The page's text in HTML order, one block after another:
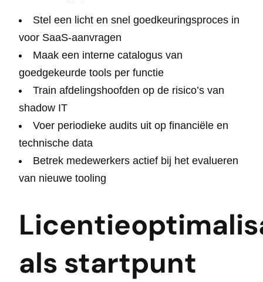
Stel een licht en snel goedkeuringsproces in
voor SaaS-aanvragen
Maak een interne catalogus van
goedgekeurde tools per functie
Train afdelingshoofden op de risico’s van
shadow IT
Voer periodieke audits uit op financiële en
technische data
Betrek medewerkers actief bij het evalueren
van nieuwe tooling
als startpunt